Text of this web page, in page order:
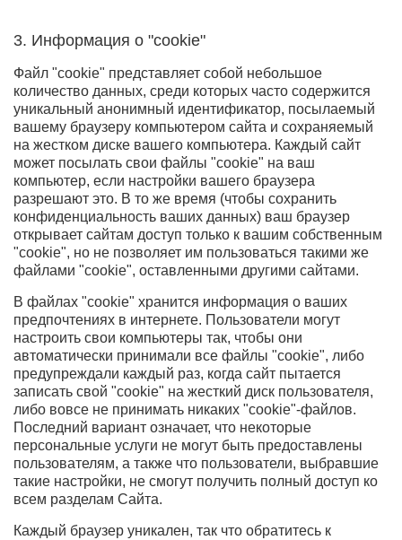
3. Информация о "cookie"
Файл "cookie" представляет собой небольшое
количество данных, среди которых часто содержится
уникальный анонимный идентификатор, посылаемый
вашему браузеру компьютером сайта и сохраняемый
на жестком диске вашего компьютера. Каждый сайт
может посылать свои файлы "cookie" на ваш
компьютер, если настройки вашего браузера
разрешают это. В то же время (чтобы сохранить
конфиденциальность ваших данных) ваш браузер
открывает сайтам доступ только к вашим собственным
"cookie", но не позволяет им пользоваться такими же
файлами "cookie", оставленными другими сайтами.
В файлах "cookie" хранится информация о ваших
предпочтениях в интернете. Пользователи могут
настроить свои компьютеры так, чтобы они
автоматически принимали все файлы "cookie", либо
предупреждали каждый раз, когда сайт пытается
записать свой "cookie" на жесткий диск пользователя,
либо вовсе не принимать никаких "cookie"-файлов.
Последний вариант означает, что некоторые
персональные услуги не могут быть предоставлены
пользователям, а также что пользователи, выбравшие
такие настройки, не смогут получить полный доступ ко
всем разделам Сайта.
Каждый браузер уникален, так что обратитесь к